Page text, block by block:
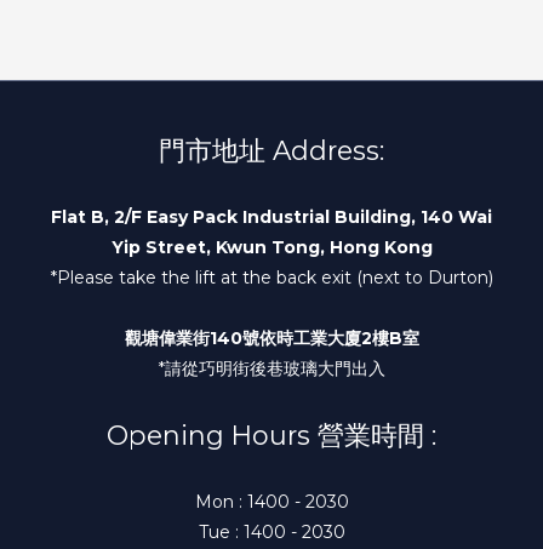
門市地址 Address:
Flat B, 2/F Easy Pack Industrial Building, 140 Wai
Yip Street, Kwun Tong, Hong Kong
*Please take the lift at the back exit (next to Durton)
觀塘偉業街140號依時工業大廈2樓B室
*請從巧明街後巷玻璃大門出入
Opening Hours 營業時間 :
Mon : 1400 - 2030
Tue : 1400 - 2030